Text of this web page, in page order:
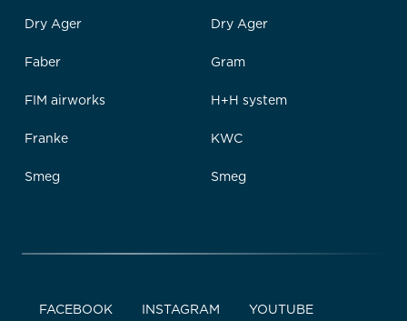
Dry Ager
Faber
FIM airworks
Franke
Smeg
Dry Ager
Gram
H+H system
KWC
Smeg
FACEBOOK INSTAGRAM YOUTUBE